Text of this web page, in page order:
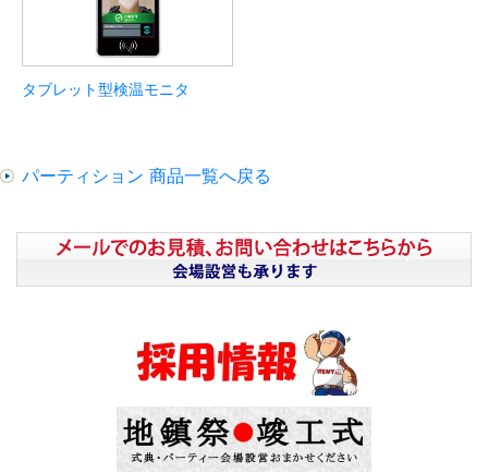
タブレット型検温モニタ
パーティション 商品一覧へ戻る